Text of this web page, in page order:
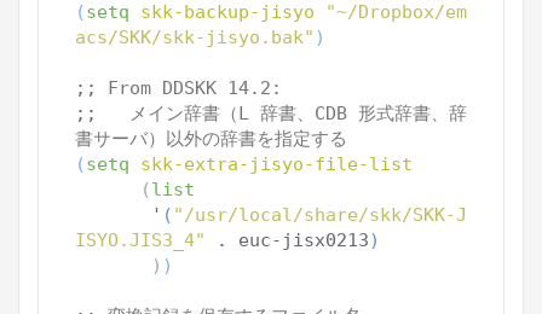
(setq skk-backup-jisyo
"~/Dropbox/em
acs/SKK/skk-jisyo.bak" )
;; From DDSKK 14.2:
;;
メイン辞書（L 辞書、CDB 形式辞書、辞
書サーバ）以外の辞書を指定する
(setq
skk-extra-jisyo-file-list
( list
       '
( "/usr/local/share/skk/SKK-J
ISYO.JIS3_4"
. euc-jisx0213)
) )